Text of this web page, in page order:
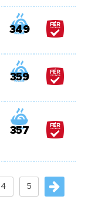
349
359
357
4 5